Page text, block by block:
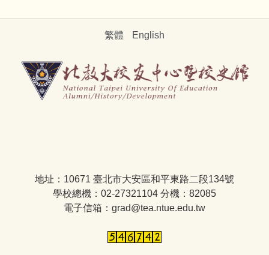
繁體 English
地址：10671 臺北市大安區和平東路二段134號
學校總機：02-27321104 分機：82085
電子信箱：grad@tea.ntue.edu.tw